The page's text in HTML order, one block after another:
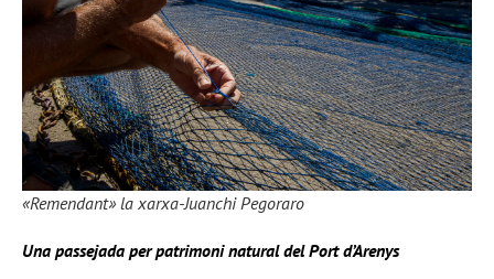
«Remendant» la xarxa-Juanchi Pegoraro
Una passejada per patrimoni natural del Port d’Arenys